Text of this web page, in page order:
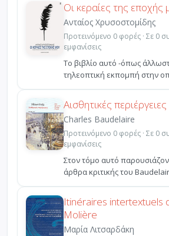
Οι κεραίες της εποχής
Ανταίος Χρυσοστομίδης
Προτεινόμενο 0 φορές · Σε 0
εμφανίσεις
Το βιβλίο αυτό -όπως
τηλεοπτική εκπομπή στην
δεν απευθύνεται ...
Αισθητικές περιέργειες
Charles Baudelaire
Προτεινόμενο 0 φορές · Σε 0
εμφανίσεις
Στον τόμο αυτό
άρθρα κριτικής του
δημοσιεύτηκαν κατά και...
Itinéraires intertextuels
Molière
Μαρία Λιτσαρδάκη